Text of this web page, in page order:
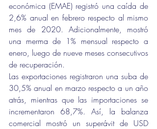
económica (EMAE) registró una caída de
2,6% anual en febrero respecto al mismo
mes de 2020. Adicionalmente, mostró
una merma de 1% mensual respecto a
enero, luego de nueve meses consecutivos
de recuperación.
Las exportaciones registraron una suba de
30,5% anual en marzo respecto a un año
atrás, mientras que las importaciones se
incrementaron 68,7%. Así, la balanza
comercial mostró un superávit de USD